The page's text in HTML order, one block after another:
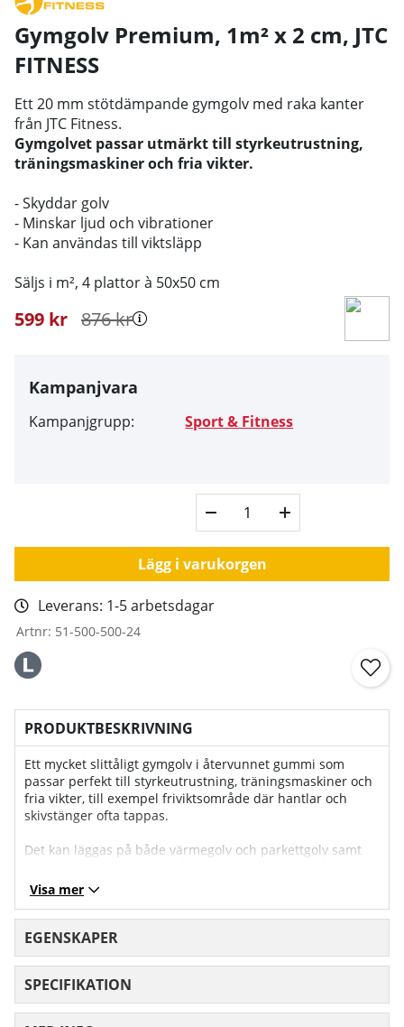
Gymgolv Premium, 1m² x 2 cm, JTC
FITNESS
Ett 20 mm stötdämpande gymgolv med raka kanter
från JTC Fitness.
Gymgolvet passar utmärkt till styrkeutrustning,
träningsmaskiner och fria vikter.
- Skyddar golv
- Minskar ljud och vibrationer
- Kan användas till viktsläpp
Säljs i m², 4 plattor à 50x50 cm
876kr
599 kr
Kampanjvara
Kampanjgrupp: Sport & Fitness
Lägg i varukorgen
Leverans: 1-5 arbetsdagar
Artnr: 51-500-500-24
PRODUKTBESKRIVNING
Ett mycket slittåligt gymgolv i återvunnet gummi som
passar perfekt till styrkeutrustning, träningsmaskiner och
fria vikter, till exempel friviktsområde där hantlar och
skivstänger ofta tappas.
Det kan läggas på både värmegolv och parkettgolv samt
och värme. Dessa pusselmattor tål tung belastning under
långa perioder.
Installation:
Gymgolvet kräver normalt inte något förarbete för att
läggas, utan kan i många fall läggas rakt på befintligt golv
utan lim eller tejp. Bäst resultat uppnås om
pusselmattorna läggs på en helt plan yta. De ligger relativt
Visa mer
EGENSKAPER
SPECIFIKATION